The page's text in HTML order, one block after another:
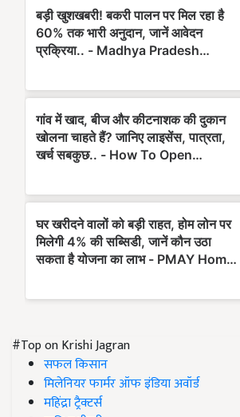
#Top on Krishi Jagran
सफल किसान
मिलेनियर फार्मर ऑफ इंडिया अवॉर्ड
महिंद्रा ट्रैक्टर्स